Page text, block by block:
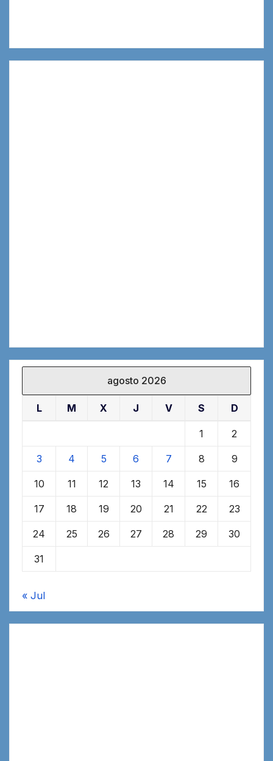
agosto 2026
L M X J V S D
1 2
3 4 5 6 7 8 9
10 11 12 13 14 15 16
17 18 19 20 21 22 23
24 25 26 27 28 29 30
31
« Jul